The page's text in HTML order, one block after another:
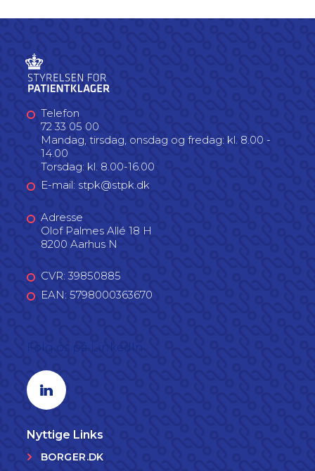
Telefon
72 33 05 00
Mandag, tirsdag, onsdag og fredag: kl. 8.00 -
14.00
Torsdag: kl. 8.00-16.00
E-mail: stpk@stpk.dk
Adresse
Olof Palmes Allé 18 H
8200 Aarhus N
CVR: 39850885
EAN: 5798000363670
Linkedin profil
Nyttige Links
BORGER.DK